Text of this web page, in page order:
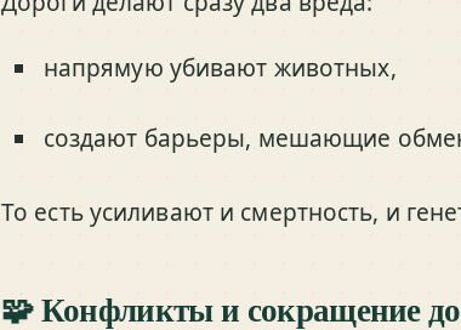
напрямую убивают животных,
создают барьеры, мешающие
То есть усиливают и смертность, и
🧩 Конфликты и сокращение